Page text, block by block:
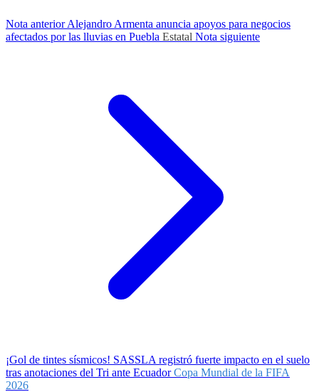
Nota anteriorAlejandro Armenta anuncia apoyos para negocios
afectados por las lluvias en Puebla Estatal Nota siguiente
¡Gol de tintes sísmicos! SASSLA registró fuerte impacto en el suelo
tras anotaciones del Tri ante EcuadorCopa Mundial de la FIFA
2026